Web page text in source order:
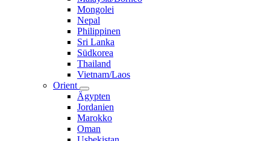
Mongolei
Nepal
Philippinen
Sri Lanka
Südkorea
Thailand
Vietnam/Laos
Orient
Ägypten
Jordanien
Marokko
Oman